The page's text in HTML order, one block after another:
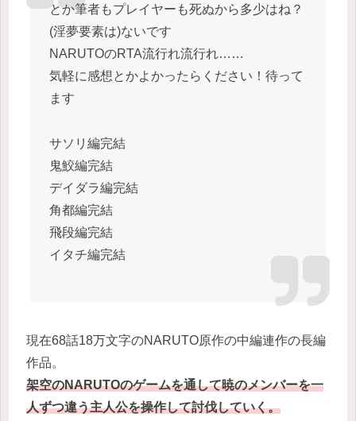
とか筆者もプレイヤーも死ぬから多少はね？
(淫夢要素は)ないです
NARUTOのRTA流行れ流行れ……
気軽に感想とかよかったらください！待って
ます
サソリ編完結
鬼鮫編完結
デイダラ編完結
角都編完結
飛段編完結
イタチ編完結
現在68話18万文字のNARUTO原作の中編連作の長編
作品。
架空のNARUTOのゲームを通して暁のメンバーを一
人ずつ違う主人公を操作して討伐していく。